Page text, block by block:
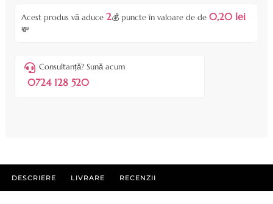
Acest produs vă aduce 2💰 puncte în valoare de de 0,20 lei
💸
Consultanță? Sună acum
0724 128 520
DESCRIERE LIVRARE RECENZII